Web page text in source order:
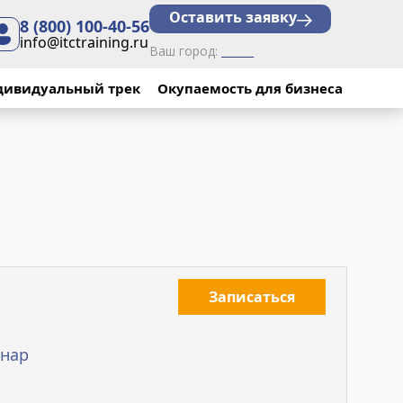
8 (800) 100-40-56
info@itctraining.ru
Оставить заявку
Ваш город:
трек Окупаемость для бизнеса
Записаться
×
×
2 групп
×
уровень
на
«Трансойл»